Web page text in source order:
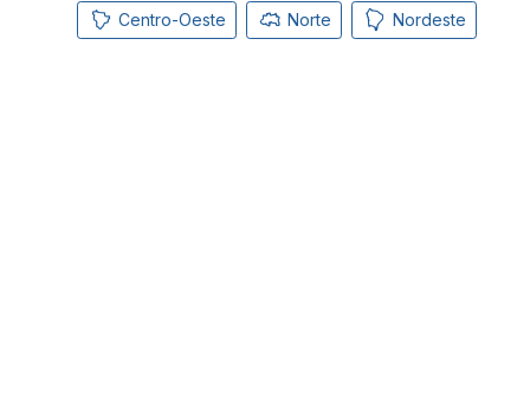
Centro-Oeste Norte Nordeste